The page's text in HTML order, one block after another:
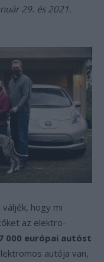
29. és 2021.
hogy mi
az elektro-
000 európai autóst
autója van,